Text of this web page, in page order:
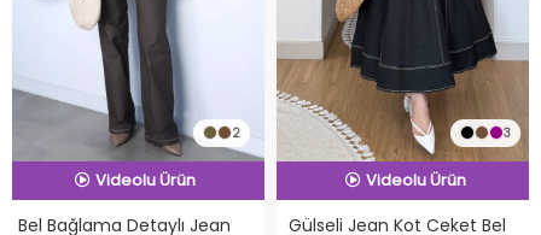
2
İndirimli Ürün
Hızlı Teslimat
Bel Bağlama Detaylı Jean
3
İndirimli Ürün
Hızlı Teslimat
Gülseli Jean Kot Ceket Bel